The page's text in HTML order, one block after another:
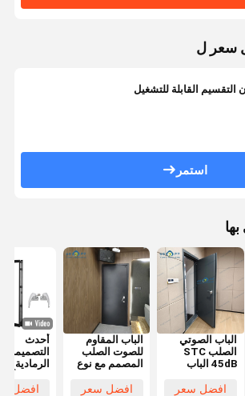
سعر ل
التقسيم القابلة للتشغيل
استمر
الباب الصوتي
الصلب STC
45dB الباب
الباب السينما
افضل سعر
الباب المقاوم
للصوت الصلب
المصمم مع نوع
المغناطيسي
افضل سعر
أحدث
التصميمات
الرمادية
أقفال
افضل